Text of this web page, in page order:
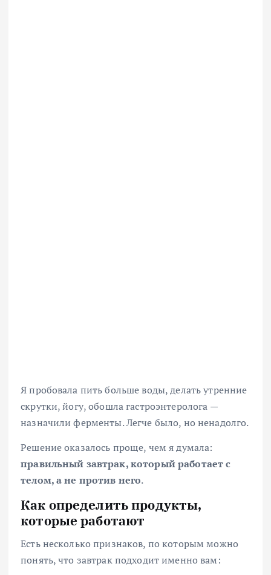
Я пробовала пить больше воды, делать утренние
скрутки, йогу, обошла гастроэнтеролога —
назначили ферменты. Легче было, но ненадолго.
Решение оказалось проще, чем я думала:
правильный завтрак, который работает с
телом, а не против него.
Как определить продукты,
которые работают
Есть несколько признаков, по которым можно
понять, что завтрак подходит именно вам: